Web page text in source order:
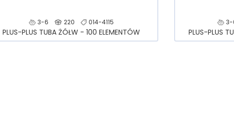
3-6 220 014-4115
PLUS-PLUS TUBA ŻÓŁW - 100 ELEMENTÓW
3-
PLUS-PLUS